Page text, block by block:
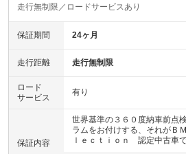
走行無制限／ロードサービスあり
保証期間 24ヶ月
走行距離 走行無制限
ロード
サービス
有り
保証内容
世界基準の３６０度納車前点
ラムをお付けする、それが
ｌｅｃｔｉｏｎ 認定中古車で